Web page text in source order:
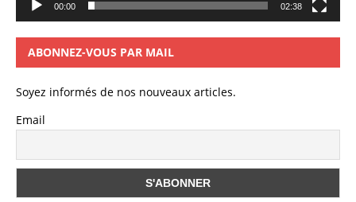
00:00 02:38
ABONNEZ-VOUS PAR MAIL
Soyez informés de nos nouveaux articles.
Email